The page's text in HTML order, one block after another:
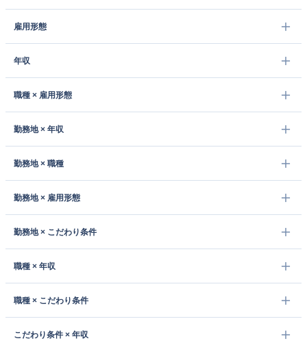
雇用形態
年収
職種 × 雇用形態
勤務地 × 年収
勤務地 × 職種
勤務地 × 雇用形態
勤務地 × こだわり条件
職種 × 年収
職種 × こだわり条件
こだわり条件 × 年収